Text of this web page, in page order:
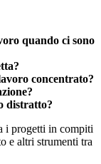
quando ci sono
concentrato?
distratto?
i progetti in compiti
e altri strumenti tra